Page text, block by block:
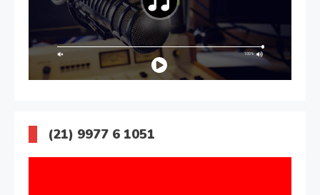
(21) 9977 6 1051